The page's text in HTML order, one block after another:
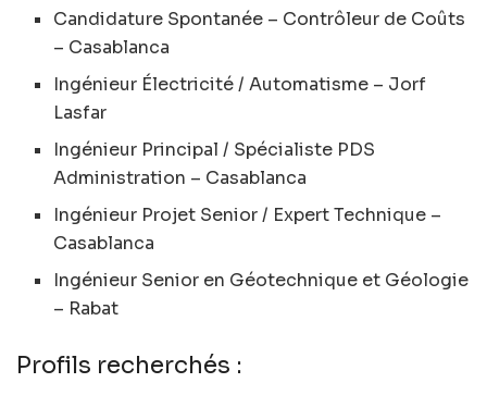
Candidature Spontanée – Contrôleur de Coûts
– Casablanca
Ingénieur Électricité / Automatisme – Jorf
Lasfar
Ingénieur Principal / Spécialiste PDS
Administration – Casablanca
Ingénieur Projet Senior / Expert Technique –
Casablanca
Ingénieur Senior en Géotechnique et Géologie
– Rabat
Profils recherchés :